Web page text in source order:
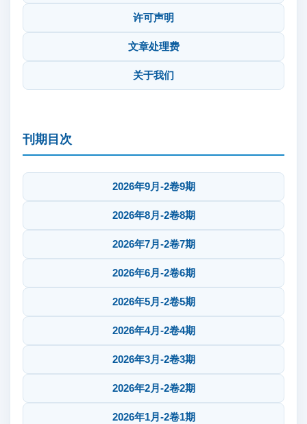
许可声明
文章处理费
关于我们
刊期目次
2026年9月-2卷9期
2026年8月-2卷8期
2026年7月-2卷7期
2026年6月-2卷6期
2026年5月-2卷5期
2026年4月-2卷4期
2026年3月-2卷3期
2026年2月-2卷2期
2026年1月-2卷1期